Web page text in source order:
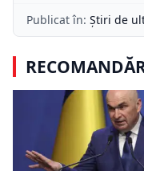
Publicat în: Știri de